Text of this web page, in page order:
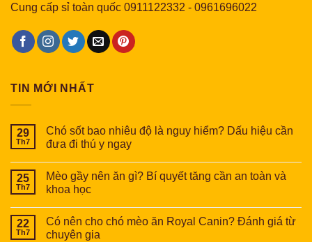
Cung cấp sỉ toàn quốc 0911122332 - 0961696022
TIN MỚI NHẤT
29
Th7
Chó sốt bao nhiêu độ là nguy hiểm? Dấu hiệu cần
đưa đi thú y ngay
25
Th7
Mèo gầy nên ăn gì? Bí quyết tăng cần an toàn và
khoa học
22
Th7
Có nên cho chó mèo ăn Royal Canin? Đánh giá từ
chuyên gia